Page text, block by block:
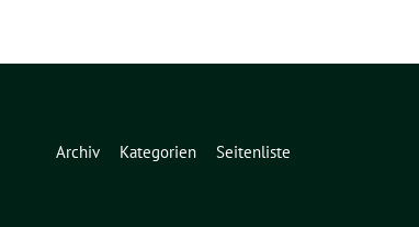
Archiv Kategorien Seitenliste